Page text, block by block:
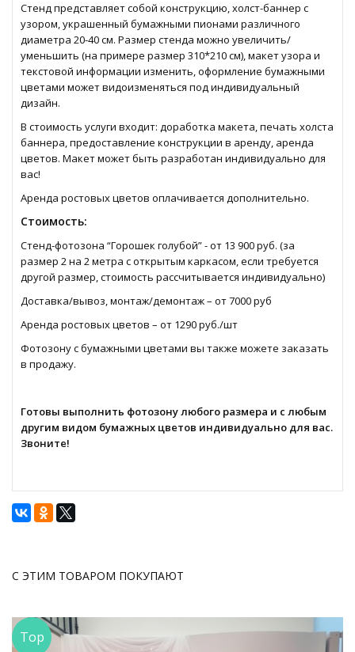
Стенд представляет собой конструкцию, холст-баннер с
узором, украшенный бумажными пионами различного
диаметра 20-40 см. Размер стенда можно увеличить/
уменьшить (на примере размер 310*210 см), макет узора и
текстовой информации изменить, оформление бумажными
цветами может видоизменяться под индивидуальный
дизайн.
В стоимость услуги входит: доработка макета, печать холста
баннера, предоставление конструкции в аренду, аренда
цветов. Макет может быть разработан индивидуально для
вас!
Аренда ростовых цветов оплачивается дополнительно.
Стоимость:
Стенд-фотозона “Горошек голубой” - от 13 900 руб. (за
размер 2 на 2 метра с открытым каркасом, если требуется
другой размер, стоимость рассчитывается индивидуально)
Доставка/вывоз, монтаж/демонтаж – от 7000 руб
Аренда ростовых цветов – от 1290 руб./шт
Фотозону с бумажными цветами вы также можете заказать
в продажу.
Готовы выполнить фотозону любого размера и с любым
другим видом бумажных цветов индивидуально для вас.
Звоните!
С ЭТИМ ТОВАРОМ ПОКУПАЮТ
Top